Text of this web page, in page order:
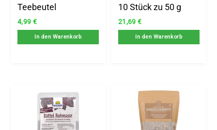
Teebeutel
4,99 €
In den Warenkorb
10 Stück zu 50 g
21,69 €
In den Warenkorb